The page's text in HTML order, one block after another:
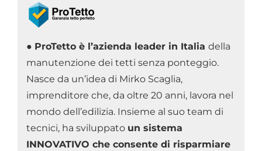
● ProTetto è l’azienda leader in Italia della
manutenzione dei tetti senza ponteggio.
Nasce da un’idea di Mirko Scaglia,
imprenditore che, da oltre 20 anni, lavora nel
mondo dell’edilizia. Insieme al suo team di
tecnici, ha sviluppato un sistema
INNOVATIVO che consente di risparmiare